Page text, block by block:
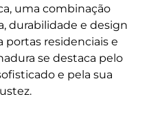
uma combinação
durabilidade e design
portas residenciais e
se destaca pelo
e pela sua